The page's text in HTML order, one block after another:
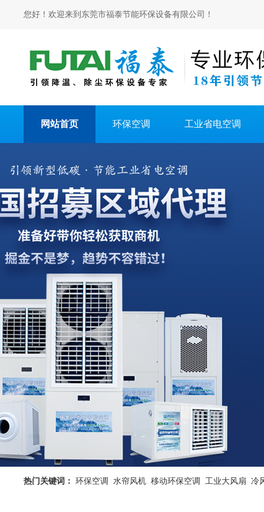
您好！欢迎来到东莞市福泰节能环保设备有限公司！
网站首页 环保空调 工业省电空调
热门关键词： 环保空调 水帘风机 移动环保空调 工业大风扇 冷